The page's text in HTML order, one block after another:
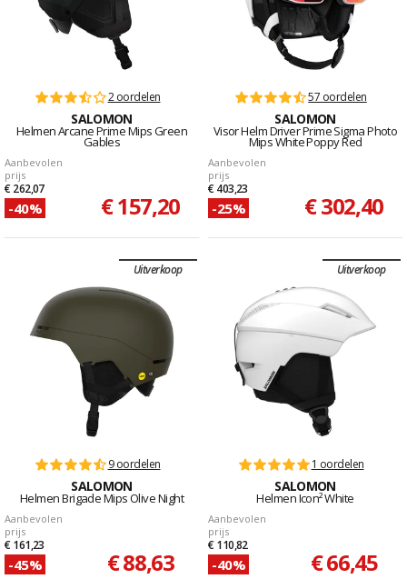
2 oordelen
SALOMON
Helmen Arcane Prime Mips Green
Gables
Aanbevolen
prijs
€ 262,07
-40% € 157,20
57 oordelen
SALOMON
Visor Helm Driver Prime Sigma Photo
Mips White Poppy Red
Aanbevolen
prijs
€ 403,23
-25% € 302,40
Uitverkoop
9 oordelen
SALOMON
Helmen Brigade Mips Olive Night
Aanbevolen
prijs
€ 161,23
-45% € 88,63
Uitverkoop
1 oordelen
SALOMON
Helmen Icon² White
Aanbevolen
prijs
€ 110,82
-40% € 66,45